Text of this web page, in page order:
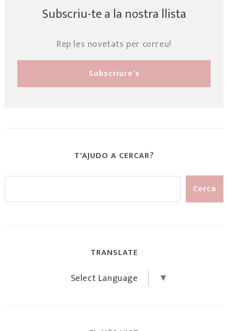
Subscriu-te a la nostra llista
Rep les novetats per correu!
T'AJUDO A CERCAR?
TRANSLATE
Select Language ▼